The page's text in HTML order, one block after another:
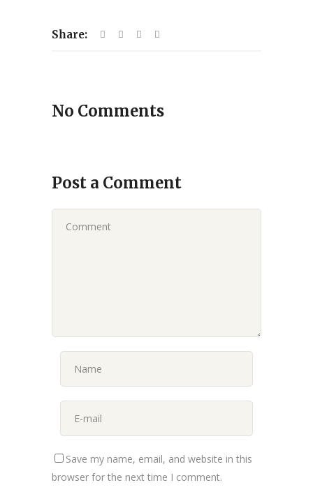
Share:
No Comments
Post a Comment
Save my name, email, and website in this
browser for the next time I comment.